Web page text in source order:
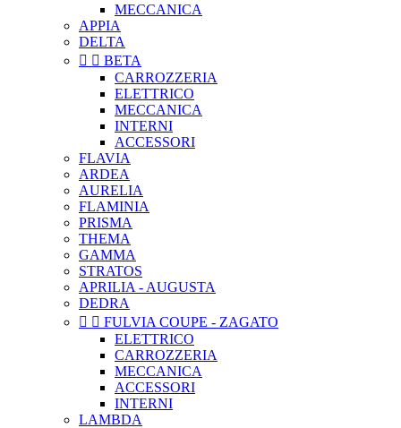
MECCANICA
APPIA
DELTA
  BETA
CARROZZERIA
ELETTRICO
MECCANICA
INTERNI
ACCESSORI
FLAVIA
ARDEA
AURELIA
FLAMINIA
PRISMA
THEMA
GAMMA
STRATOS
APRILIA - AUGUSTA
DEDRA
  FULVIA COUPE - ZAGATO
ELETTRICO
CARROZZERIA
MECCANICA
ACCESSORI
INTERNI
LAMBDA